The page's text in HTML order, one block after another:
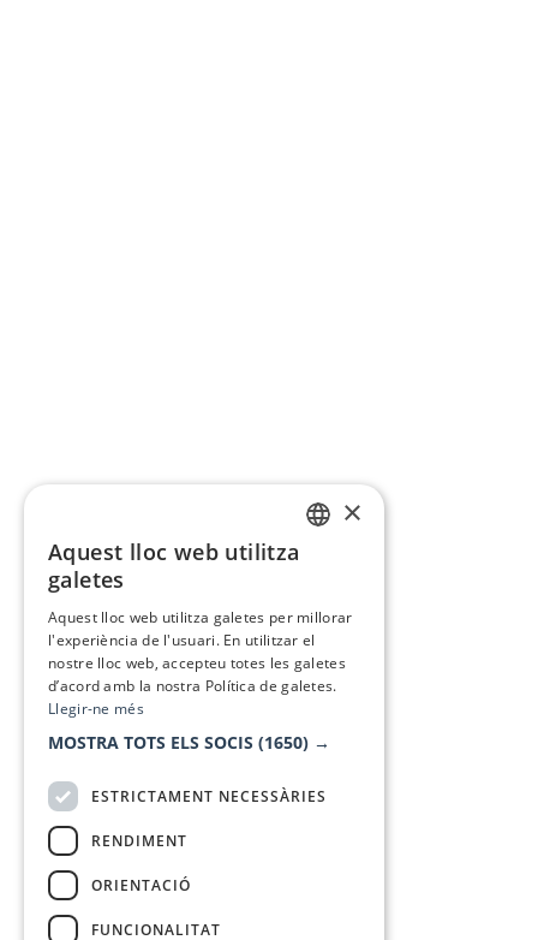
×
Aquest lloc web utilitza
galetes
Aquest lloc web utilitza galetes per millorar
l'experiència de l'usuari. En utilitzar el
nostre lloc web, accepteu totes les galetes
d’acord amb la nostra Política de galetes.
Llegir-ne més
MOSTRA TOTS ELS SOCIS (1650) →
ESTRICTAMENT NECESSÀRIES
RENDIMENT
ORIENTACIÓ
FUNCIONALITAT